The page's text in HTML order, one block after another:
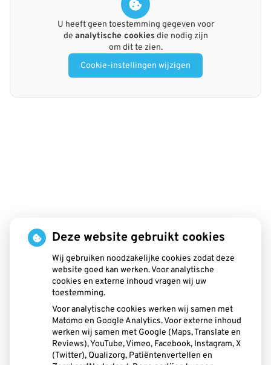
U heeft geen toestemming gegeven voor
de analytische cookies die nodig zijn
om dit te zien.
Cookie-instellingen wijzigen
.8
Beldent
is 1 keer
gewaardeerd en heeft
Deze website gebruikt cookies
Wij gebruiken noodzakelijke cookies zodat deze
website goed kan werken. Voor analytische
cookies en externe inhoud vragen wij uw
toestemming.
Voor analytische cookies werken wij samen met
Matomo en Google Analytics. Voor externe inhoud
werken wij samen met Google (Maps, Translate en
Reviews), YouTube, Vimeo, Facebook, Instagram, X
(Twitter), Qualizorg, Patiëntenvertellen en